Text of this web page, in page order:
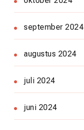
september 2024
augustus 2024
juli 2024
juni 2024